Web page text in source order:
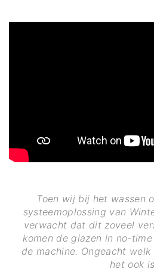
Toen wij bij het wassen
systeemoplossing van
verwacht dat dit zoveel
komen de glazen in no-
de machine. Ongeacht
het ook